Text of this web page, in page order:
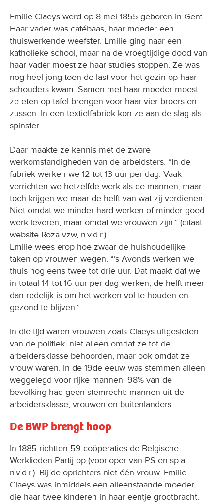
Emilie Claeys werd op 8 mei 1855 geboren in Gent.
Haar vader was cafébaas, haar moeder een
thuiswerkende weefster. Emilie ging naar een
katholieke school, maar na de vroegtijdige dood van
haar vader moest ze haar studies stoppen. Ze was
nog heel jong toen de last voor het gezin op haar
schouders kwam. Samen met haar moeder moest
ze eten op tafel brengen voor haar vier broers en
zussen. In een textielfabriek kon ze aan de slag als
spinster.
Daar maakte ze kennis met de zware
werkomstandigheden van de arbeidsters: “In de
fabriek werken we 12 tot 13 uur per dag. Vaak
verrichten we hetzelfde werk als de mannen, maar
toch krijgen we maar de helft van wat zij verdienen.
Niet omdat we minder hard werken of minder goed
werk leveren, maar omdat we vrouwen zijn.” (citaat
website Roza vzw, n.v.d.r.)
Emilie wees erop hoe zwaar de huishoudelijke
taken op vrouwen wegen: “’s Avonds werken we
thuis nog eens twee tot drie uur. Dat maakt dat we
in totaal 14 tot 16 uur per dag werken, de helft meer
dan redelijk is om het werken vol te houden en
gezond te blijven.”
In die tijd waren vrouwen zoals Claeys uitgesloten
van de politiek, niet alleen omdat ze tot de
arbeidersklasse behoorden, maar ook omdat ze
vrouw waren. In de 19de eeuw was stemmen alleen
weggelegd voor rijke mannen. 98% van de
bevolking had geen stemrecht: mannen uit de
arbeidersklasse, vrouwen en buitenlanders.
De BWP brengt hoop
In 1885 richtten 59 coöperaties de Belgische
Werklieden Partij op (voorloper van PS en sp.a,
n.v.d.r.). Bij de oprichters niet één vrouw. Emilie
Claeys was inmiddels een alleenstaande moeder,
die haar twee kinderen in haar eentje grootbracht.